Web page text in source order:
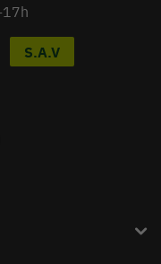
S.A.V